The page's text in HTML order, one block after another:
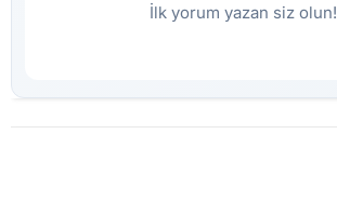
İlk yorum yazan siz olun!